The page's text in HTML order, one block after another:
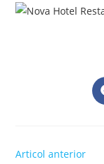
Read
Articol anterior